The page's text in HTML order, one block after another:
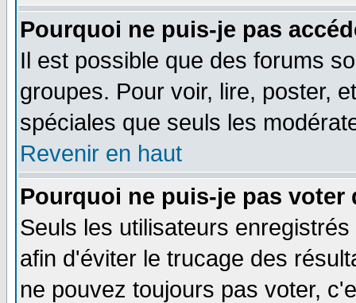
Pourquoi ne puis-je pas
Il est possible que des forums
groupes. Pour voir, lire, poster,
spéciales que seuls les
Revenir en haut
Pourquoi ne puis-je pas voter
Seuls les utilisateurs
afin d'éviter le trucage des
ne pouvez toujours pas voter,